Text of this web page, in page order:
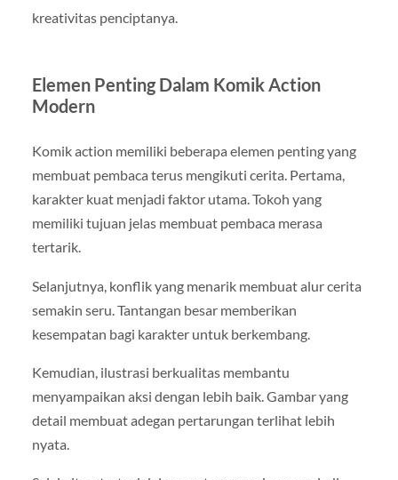
kreativitas penciptanya.
Elemen Penting Dalam Komik Action
Modern
Komik action memiliki beberapa elemen penting yang
membuat pembaca terus mengikuti cerita. Pertama,
karakter kuat menjadi faktor utama. Tokoh yang
memiliki tujuan jelas membuat pembaca merasa
tertarik.
Selanjutnya, konflik yang menarik membuat alur cerita
semakin seru. Tantangan besar memberikan
kesempatan bagi karakter untuk berkembang.
Kemudian, ilustrasi berkualitas membantu
menyampaikan aksi dengan lebih baik. Gambar yang
detail membuat adegan pertarungan terlihat lebih
nyata.